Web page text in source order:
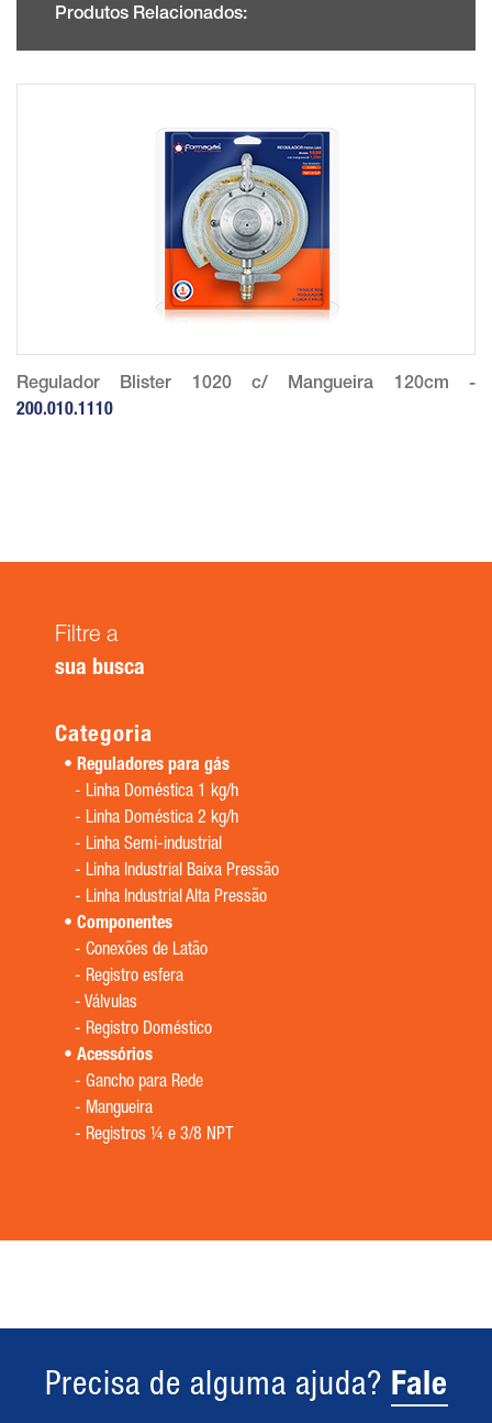
Produtos Relacionados:
Regulador Blister 1020 c/ Mangueira 120cm -
200.010.1110
Filtre a
sua busca
Categoria
Reguladores para gás
- Linha Doméstica 1 kg/h
- Linha Doméstica 2 kg/h
- Linha Semi-industrial
- Linha Industrial Baixa Pressão
- Linha Industrial Alta Pressão
Componentes
- Conexões de Latão
- Registro esfera
- Válvulas
- Registro Doméstico
Acessórios
- Gancho para Rede
- Mangueira
- Registros ¼ e 3/8 NPT
Precisa de alguma ajuda? Fale